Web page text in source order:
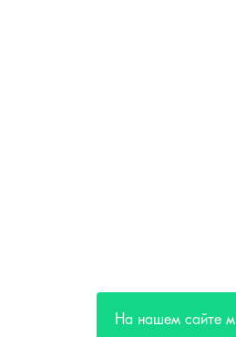
На нашем сайте